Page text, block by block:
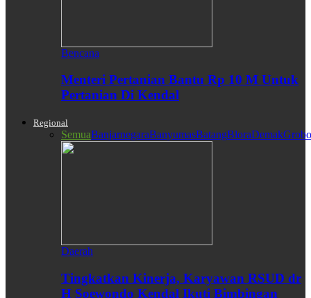
Bencana
Menteri Pertanian Bantu Rp 10 M Untuk
Pertanian Di Kendal
Regional
SemuaBanjarnegaraBanyumasBatangBloraDemak
Daerah
Tingkatkan Kinerja, Karyawan RSUD dr
H Soewondo Kendal Ikuti Bimbingan